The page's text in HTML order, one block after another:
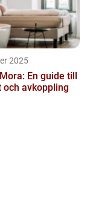
2025
En guide till
och avkoppling